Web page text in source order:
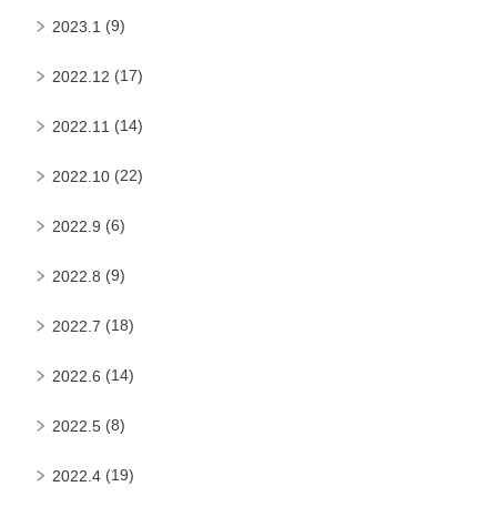
2023.1 (9)
2022.12 (17)
2022.11 (14)
2022.10 (22)
2022.9 (6)
2022.8 (9)
2022.7 (18)
2022.6 (14)
2022.5 (8)
2022.4 (19)